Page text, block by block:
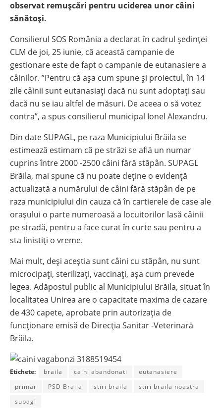
observat remușcări pentru uciderea unor câini
sănătoși.
Consilierul SOS România a declarat în cadrul ședinței
CLM de joi, 25 iunie, că această campanie de
gestionare este de fapt o campanie de eutanasiere a
câinilor. ”Pentru că așa cum spune și proiectul, în 14
zile câinii sunt eutanasiați dacă nu sunt adoptați sau
dacă nu se iau altfel de măsuri. De aceea o să votez
contra”, a spus consilierul municipal Ionel Alexandru.
Din date SUPAGL, pe raza Municipiului Brăila se
estimează estimam că pe străzi se află un numar
cuprins între 2000 -2500 câini fără stăpân. SUPAGL
Brăila, mai spune că nu poate deține o evidență
actualizată a numărului de câini fără stăpân de pe
raza municipiului din cauza că în cartierele de case ale
orașului o parte numeroasă a locuitorilor lasă câinii
pe stradă, pentru a face curat în curte sau pentru a
sta linistiți o vreme.
Mai mult, deși aceștia sunt câini cu stăpân, nu sunt
microcipați, sterilizați, vaccinați, așa cum prevede
legea. Adăpostul public al Municipiului Brăila, situat în
localitatea Unirea are o capacitate maxima de cazare
de 430 capete, aprobate prin autorizația de
funcționare emisă de Direcția Sanitar -Veterinară
Brăila.
Etichete: braila caini abandonati
eutanasiere
primar
PSD Braila stiri braila
stiri braila noastra
supagl